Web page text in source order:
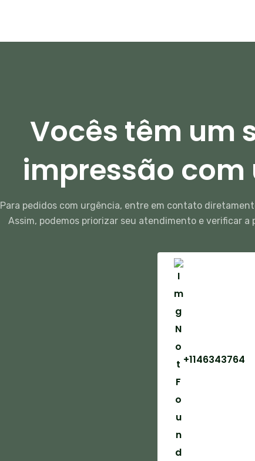
Vocês têm um
impressão com
Para pedidos com urgência, entre em contato
Assim, podemos priorizar seu atendimento e verificar a
+1146343764